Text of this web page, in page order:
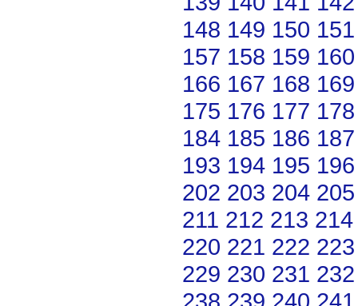
148 149 150 151
157 158 159 160
166 167 168 169
175 176 177 178
184 185 186 187
193 194 195 196
202 203 204 205
211 212 213 214
220 221 222 223
229 230 231 232